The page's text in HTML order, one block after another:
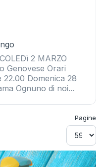
2 MARZO
Genovese Orari
Domenica 28
Ognuno di noi...
Pagine